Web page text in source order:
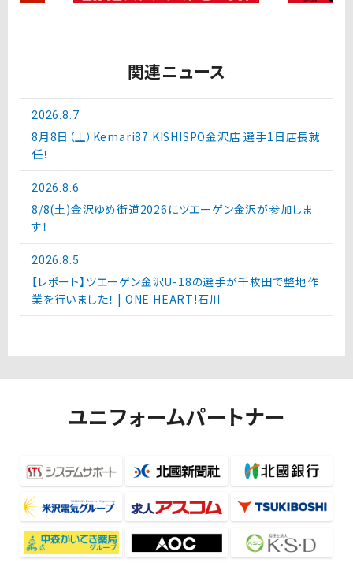
関連ニュース
2026.8.7
8月8日（土）Kemari87 KISHISPO金沢店 選手1日店長就
任！
2026.8.6
8/8(土)金沢ゆめ街道2026にツエーゲン金沢が参加しま
す！
2026.8.5
【レポート】ツエーゲン金沢U-18の選手が千枚田で整地作
業を行いました！ | ONE HEART!石川
ユニフォームパートナー